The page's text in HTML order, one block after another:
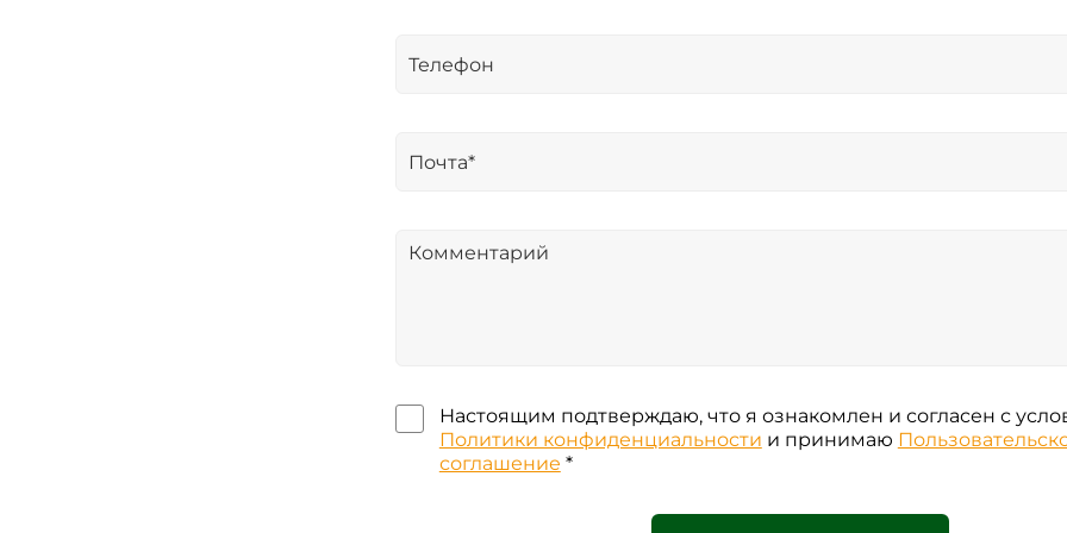
Настоящим подтверждаю, что я ознакомлен и согласен с
Политики конфиденциальности и принимаю
соглашение *